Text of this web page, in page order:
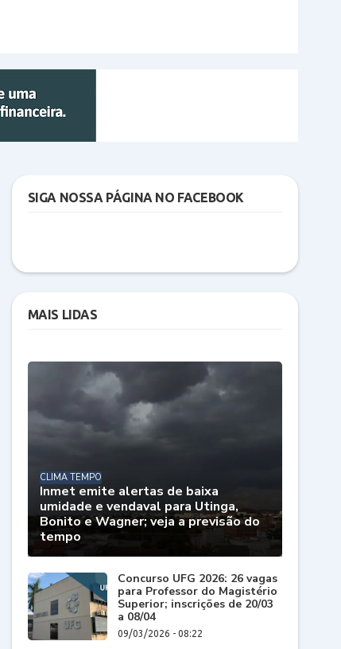
SIGA NOSSA PÁGINA NO FACEBOOK
MAIS LIDAS
CLIMA TEMPO
Inmet emite alertas de baixa
umidade e vendaval para Utinga,
Bonito e Wagner; veja a previsão do
tempo
Concurso UFG 2026: 26 vagas
para Professor do Magistério
Superior; inscrições de 20/03
a 08/04
09/03/2026 - 08:22